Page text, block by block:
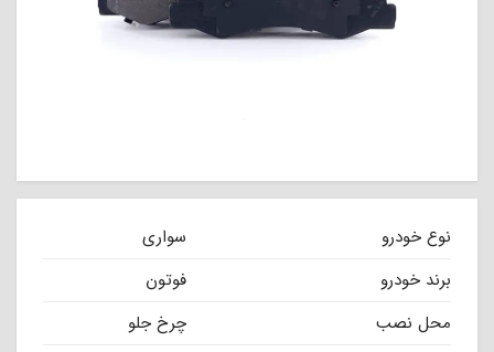
نوع خودرو
سواری
برند خودرو
فوتون
محل نصب
چرخ جلو